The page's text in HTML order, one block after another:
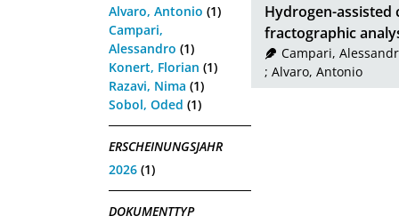
Alvaro, Antonio (1)
Campari,
Alessandro (1)
Konert, Florian (1)
Razavi, Nima (1)
Sobol, Oded (1)
ERSCHEINUNGSJAHR
2026 (1)
DOKUMENTTYP
Hydrogen-assisted
fractographic
Campari,
; Alvaro, Antonio